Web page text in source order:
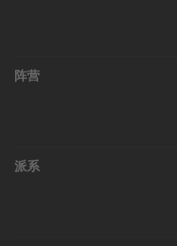
阵营
派系